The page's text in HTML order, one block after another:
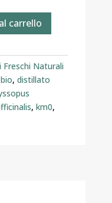
carrello
Freschi Naturali
bio, distillato
, km0,